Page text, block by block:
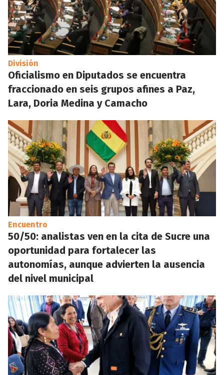
División
Oficialismo en Diputados se encuentra
fraccionado en seis grupos afines a Paz,
Lara, Doria Medina y Camacho
Encuentro
50/50: analistas ven en la cita de Sucre una
oportunidad para fortalecer las
autonomías, aunque advierten la ausencia
del nivel municipal